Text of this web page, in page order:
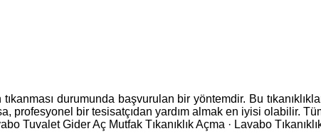
durumunda başvurulan bir yöntemdir. Bu
profesyonel bir tesisatçıdan yardım almak en iyisi olabilir.
Tuvalet Gider Aç ‎Mutfak Tıkanıklık Açma · ‎Lavabo